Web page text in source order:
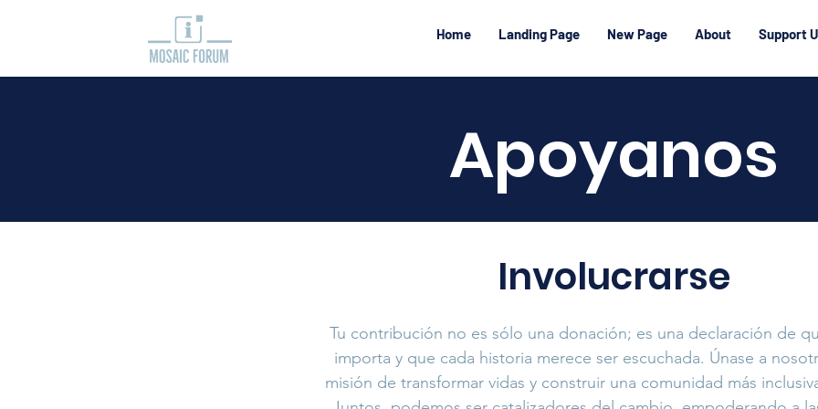
Home Landing Page New Page About Support
Apoyanos
Involucrarse
Tu contribución no es sólo una donación; es una declaración de
importa y que cada historia merece ser escuchada. Únase a
misión de transformar vidas y construir una comunidad más